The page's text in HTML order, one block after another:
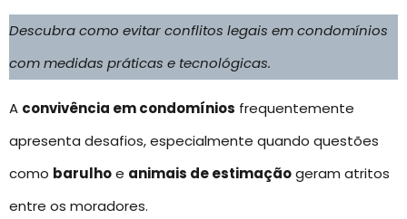
Descubra como evitar conflitos legais em condomínios
com medidas práticas e tecnológicas.
A convivência em condomínios frequentemente
apresenta desafios, especialmente quando questões
como barulhoe animais de estimaçãogeram atritos
entre os moradores.